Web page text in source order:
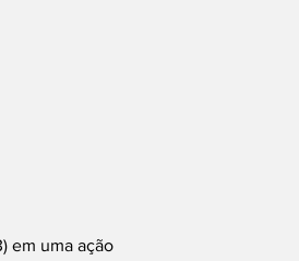
em uma ação